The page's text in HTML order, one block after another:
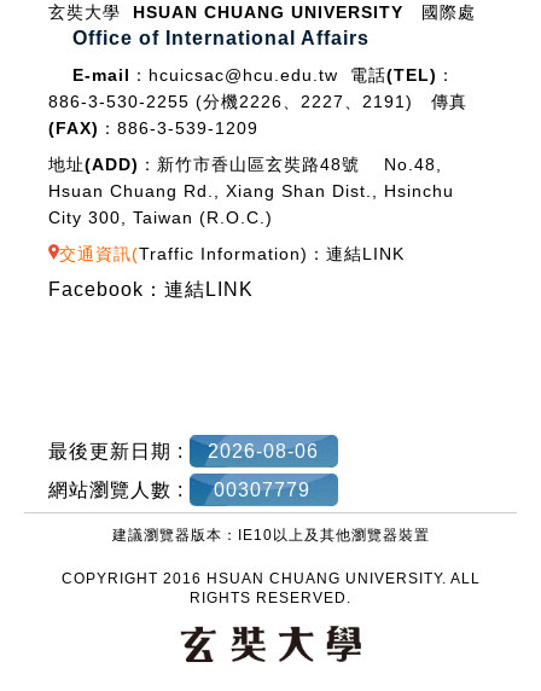
玄奘大學 HSUAN CHUANG UNIVERSITY 國際處
Office of International Affairs
E-mail： hcuicsac@hcu.edu.tw 電話(TEL)：
886-3-530-2255 (分機2226、2227、2191) 傳真
(FAX)： 886-3-539-1209
地址(ADD)： 新竹市香山區玄奘路48號 No.48,
Hsuan Chuang Rd., Xiang Shan Dist., Hsinchu
City 300, Taiwan (R.O.C.)
交通資訊(Traffic Information)： 連結LINK
Facebook： 連結LINK
最後更新日期 :
2026-08-06
網站瀏覽人數 :
00307779
建議瀏覽器版本：IE10以上及其他瀏覽器裝置
COPYRIGHT 2016 HSUAN CHUANG UNIVERSITY. ALL
RIGHTS RESERVED.